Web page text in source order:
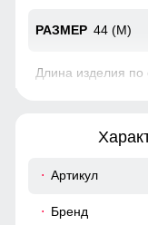
Практичные и
44 (M)
Артикул
Бренд